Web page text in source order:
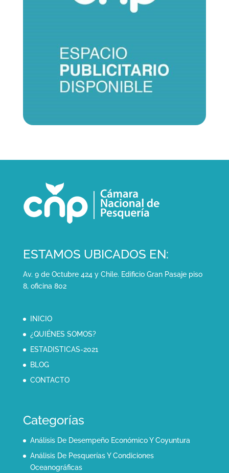
ESTAMOS UBICADOS EN:
Av. 9 de Octubre 424 y Chile. Edificio Gran Pasaje piso
8, oficina 802
INICIO
¿QUIÉNES SOMOS?
ESTADISTICAS-2021
BLOG
CONTACTO
Categorías
Análisis De Desempeño Económico Y Coyuntura
Análisis De Pesquerías Y Condiciones
Oceanográficas